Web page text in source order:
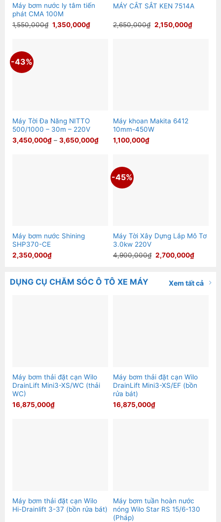
Máy bơm nước ly tâm tiến
phát CMA 100M
1,550,000₫ Giá
gốc
1,350,000₫Giá
MÁY CẮT SẮT KEN 7514A
2,650,000₫ Giá
gốc
2,150,000₫Giá
-43%
Máy Tời Đa Năng NITTO
500/1000 – 30m – 220V
3,450,000₫ – 3,650,000₫Khoảng
3,650,000₫
Máy khoan Makita 6412
10mm-450W
1,100,000₫
Máy bơm nước Shining
SHP370-CE
2,350,000₫
-45%
Máy Tời Xây Dựng Lắp Mô Tơ
3.0kw 220V
4,900,000₫ Giá
gốc
2,700,000₫Giá
DỤNG CỤ CHĂM SÓC Ô TÔ XE MÁY Xem tất cả
Máy bơm thải đặt cạn Wilo
DrainLift Mini3-XS/WC (thải
WC)
16,875,000₫
Máy bơm thải đặt cạn Wilo
DrainLift Mini3-XS/EF (bồn
rửa bát)
16,875,000₫
Máy bơm thải đặt cạn Wilo
Hi-Drainlift 3-37 (bồn rửa bát)
Máy bơm tuần hoàn nước
nóng Wilo Star RS 15/6-130
(Pháp)